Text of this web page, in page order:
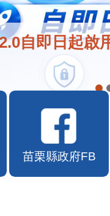
自即日起啟
苗栗縣政府FB